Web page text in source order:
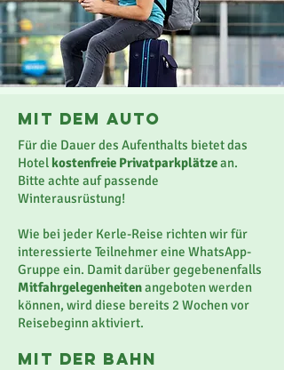
Mit dem Auto
Für die Dauer des Aufenthalts bietet das
Hotel kostenfreie Privatparkplätzean.
Bitte achte auf passende
Winterausrüstung!
Wie bei jeder Kerle-Reise richten wir für
interessierte Teilnehmer eine WhatsApp-
Gruppe ein. Damit darüber gegebenenfalls
Mitfahrgelegenheitenangeboten werden
können, wird diese bereits 2 Wochen vor
Reisebeginn aktiviert.
Mit deR Bahn